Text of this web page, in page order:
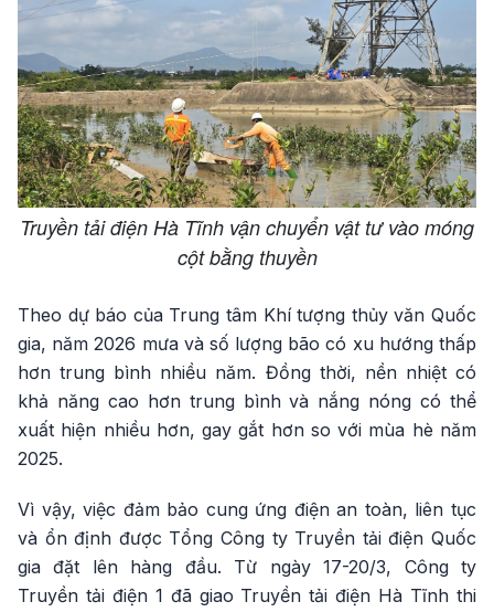
Truyền tải điện Hà Tĩnh vận chuyển vật tư vào móng
cột bằng thuyền
Theo dự báo của Trung tâm Khí tượng thủy văn Quốc
gia, năm 2026 mưa và số lượng bão có xu hướng thấp
hơn trung bình nhiều năm. Đồng thời, nền nhiệt có
khả năng cao hơn trung bình và nắng nóng có thể
xuất hiện nhiều hơn, gay gắt hơn so với mùa hè năm
2025.
Vì vậy, việc đảm bảo cung ứng điện an toàn, liên tục
và ổn định được Tổng Công ty Truyền tải điện Quốc
gia đặt lên hàng đầu. Từ ngày 17-20/3, Công ty
Truyền tải điện 1 đã giao Truyền tải điện Hà Tĩnh thi